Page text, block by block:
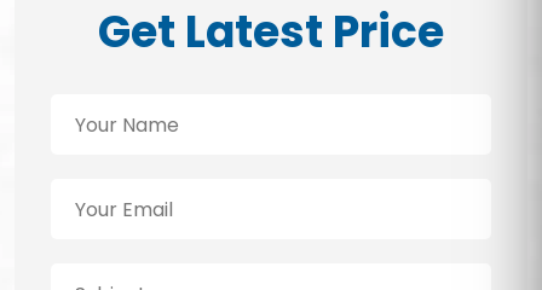
Get Latest Price